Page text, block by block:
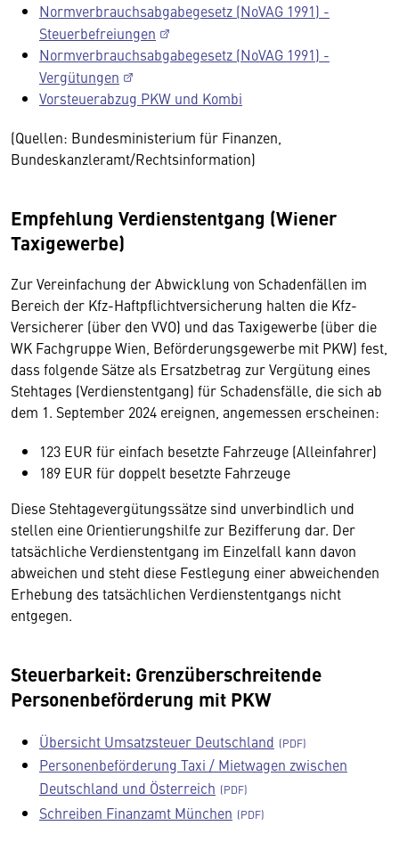
Normverbrauchsabgabegesetz (NoVAG 1991) -
Steuerbefreiungen
Normverbrauchsabgabegesetz (NoVAG 1991) -
Vergütungen
Vorsteuerabzug PKW und Kombi
(Quellen: Bundesministerium für Finanzen,
Bundeskanzleramt/Rechtsinformation)
Empfehlung Verdienstentgang (Wiener
Taxigewerbe)
Zur Vereinfachung der Abwicklung von Schadenfällen im
Bereich der Kfz-Haftpflichtversicherung halten die Kfz-
Versicherer (über den VVO) und das Taxigewerbe (über die
WK Fachgruppe Wien, Beförderungsgewerbe mit PKW) fest,
dass folgende Sätze als Ersatzbetrag zur Vergütung eines
Stehtages (Verdienstentgang) für Schadensfälle, die sich ab
dem 1. September 2024 ereignen, angemessen erscheinen:
123 EUR für einfach besetzte Fahrzeuge (Alleinfahrer)
189 EUR für doppelt besetzte Fahrzeuge
Diese Stehtagevergütungssätze sind unverbindlich und
stellen eine Orientierungshilfe zur Bezifferung dar. Der
tatsächliche Verdienstentgang im Einzelfall kann davon
abweichen und steht diese Festlegung einer abweichenden
Erhebung des tatsächlichen Verdienstentgangs nicht
entgegen.
Steuerbarkeit: Grenzüberschreitende
Personenbeförderung mit PKW
Übersicht Umsatzsteuer Deutschland
Personenbeförderung Taxi / Mietwagen zwischen
Deutschland und Österreich
Schreiben Finanzamt München